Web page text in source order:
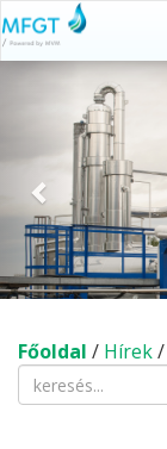
Előző
Főoldal / Hírek/